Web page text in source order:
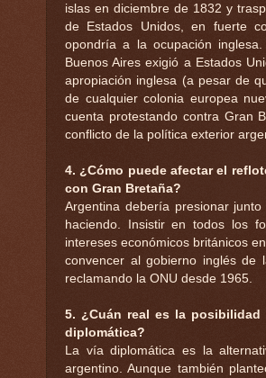
islas en diciembre de 1832 y
de Estados Unidos, en fuerte
opondría a la ocupación
Buenos Aires exigió a Estados
apropiación inglesa (a pesar de
de cualquier colonia europea
cuenta protestando contra Gran
conflicto de la política exterior
4. ¿Cómo puede afectar el
con Gran Bretaña?
Argentina debería presionar
haciendo. Insistir en todos los
intereses económicos británicos
convencer al gobierno inglés de
reclamando la ONU desde 1965.
5. ¿Cuán real es la
diplomática?
La vía diplomática es la
argentino. Aunque también